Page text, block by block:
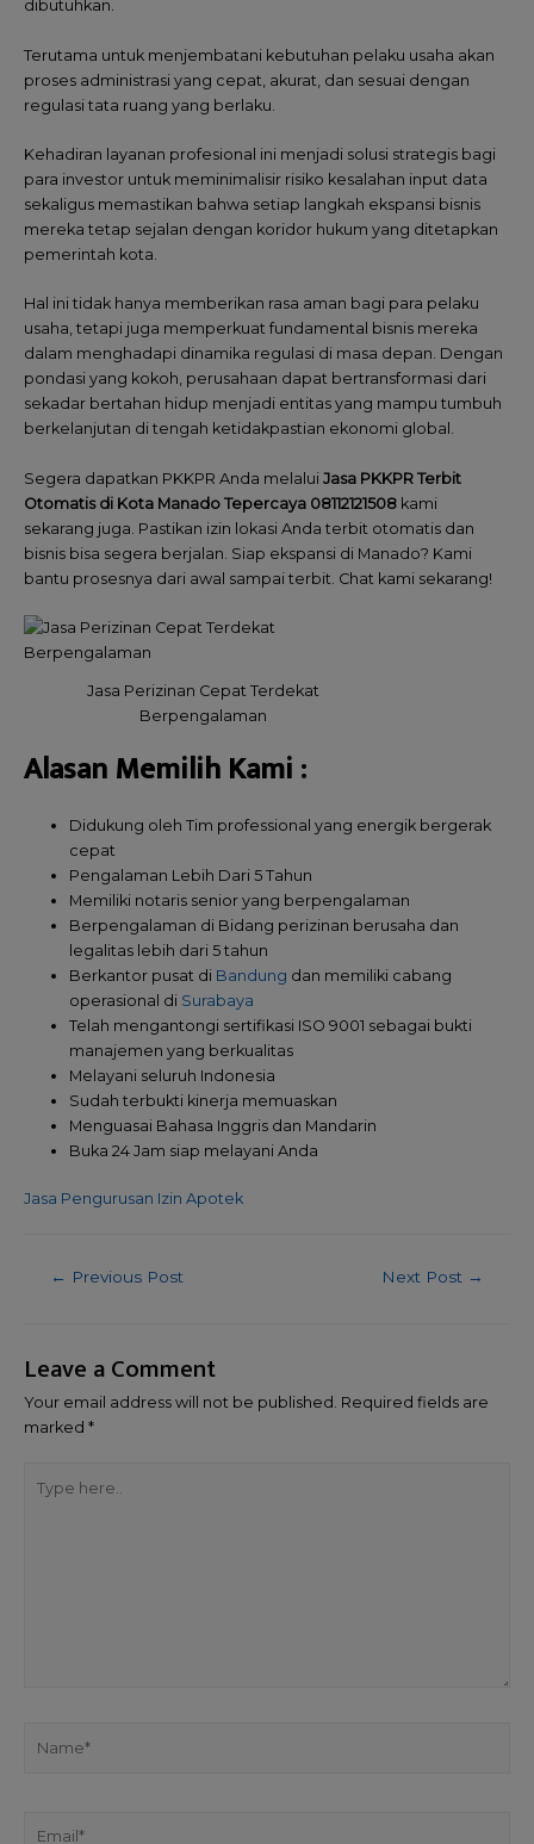
dibutuhkan.
Terutama untuk menjembatani kebutuhan pelaku usaha akan
proses administrasi yang cepat, akurat, dan sesuai dengan
regulasi tata ruang yang berlaku.
Kehadiran layanan profesional ini menjadi solusi strategis bagi
para investor untuk meminimalisir risiko kesalahan input data
sekaligus memastikan bahwa setiap langkah ekspansi bisnis
mereka tetap sejalan dengan koridor hukum yang ditetapkan
pemerintah kota.
Hal ini tidak hanya memberikan rasa aman bagi para pelaku
usaha, tetapi juga memperkuat fundamental bisnis mereka
dalam menghadapi dinamika regulasi di masa depan. Dengan
pondasi yang kokoh, perusahaan dapat bertransformasi dari
sekadar bertahan hidup menjadi entitas yang mampu tumbuh
berkelanjutan di tengah ketidakpastian ekonomi global.
Segera dapatkan PKKPR Anda melalui Jasa PKKPR Terbit
Otomatis di Kota Manado Tepercaya 08112121508 kami
sekarang juga. Pastikan izin lokasi Anda terbit otomatis dan
bisnis bisa segera berjalan. Siap ekspansi di Manado? Kami
bantu prosesnya dari awal sampai terbit. Chat kami sekarang!
Jasa Perizinan Cepat Terdekat
Berpengalaman
Alasan MemilihKami:
Didukung oleh Tim professional yang energik bergerak
cepat
Pengalaman Lebih Dari 5 Tahun
Memiliki notaris senior yang berpengalaman
Berpengalaman di Bidang perizinan berusaha dan
legalitas lebih dari 5 tahun
Berkantor pusat di Bandung dan memiliki cabang
operasional di Surabaya
Telah mengantongi sertifikasi ISO 9001 sebagai bukti
manajemen yang berkualitas
Melayani seluruh Indonesia
Sudah terbukti kinerja memuaskan
Menguasai Bahasa Inggris dan Mandarin
Buka 24 Jam siap melayani Anda
Jasa Pengurusan Izin Apotek
← Previous Post Next Post →
Leave a Comment
Your email address will not be published. Required fields are
marked *